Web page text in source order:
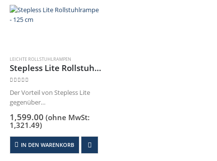
LEICHTE ROLLSTUHLRAMPEN
Stepless Lite Rollstuhlrampe – 125 cm
Der Vorteil von Stepless Lite
gegenüber
Gewichtsunterschied.
Der Stepless Lite
Rollstuhlrampe ist aus leichter
1,599.00 (ohne MwSt:
1,321.49)
IN DEN WARENKORB